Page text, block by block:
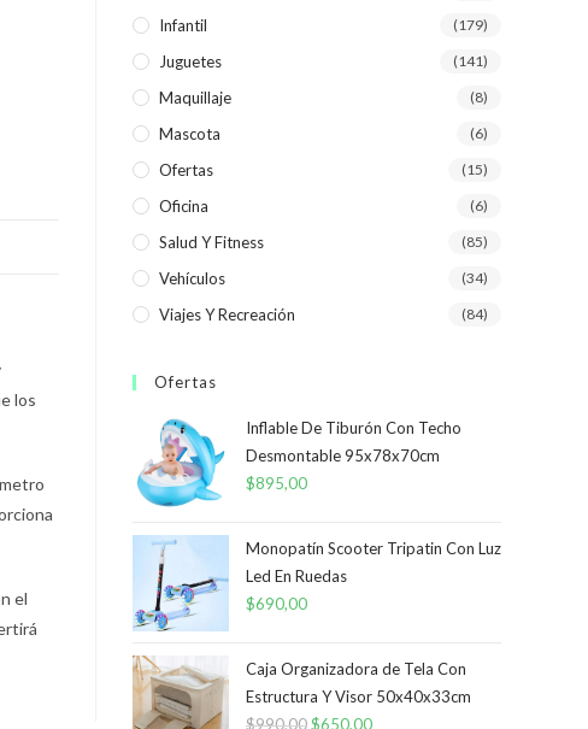
los
el
Infantil (179)
Juguetes (141)
Maquillaje (8)
Mascota (6)
Ofertas (15)
Oficina (6)
Salud Y Fitness (85)
Vehículos (34)
Viajes Y Recreación (84)
Ofertas
Inflable De Tiburón Con Techo
Desmontable 95x78x70cm
$895,00
Monopatín Scooter Tripatin Con Luz
Led En Ruedas
$690,00
Caja Organizadora de Tela Con
Estructura Y Visor 50x40x33cm
$990,00El
$650,00El